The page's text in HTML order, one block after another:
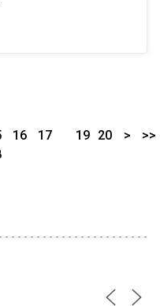
16
17
19 20 > >>